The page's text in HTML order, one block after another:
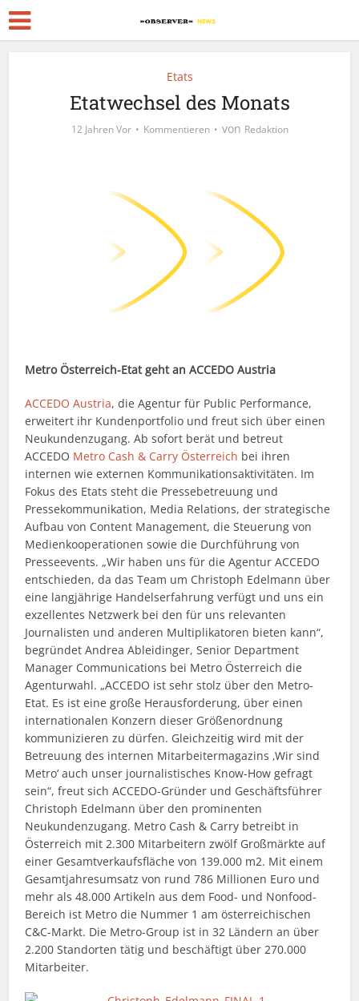
Etats
Etatwechsel des Monats
12 Jahren Vor Kommentieren von Redaktion
Metro Österreich-Etat geht an ACCEDO Austria
ACCEDO Austria, die Agentur für Public Performance,
erweitert ihr Kundenportfolio und freut sich über einen
Neukundenzugang. Ab sofort berät und betreut
ACCEDO Metro Cash & Carry Österreich bei ihren
internen wie externen Kommunikationsaktivitäten. Im
Fokus des Etats steht die Pressebetreuung und
Pressekommunikation, Media Relations, der strategische
Aufbau von Content Management, die Steuerung von
Medienkooperationen sowie die Durchführung von
Presseevents. „Wir haben uns für die Agentur ACCEDO
entschieden, da das Team um Christoph Edelmann über
eine langjährige Handelserfahrung verfügt und uns ein
exzellentes Netzwerk bei den für uns relevanten
Journalisten und anderen Multiplikatoren bieten kann“,
begründet Andrea Ableidinger, Senior Department
Manager Communications bei Metro Österreich die
Agenturwahl. „ACCEDO ist sehr stolz über den Metro-
Etat. Es ist eine große Herausforderung, über einen
internationalen Konzern dieser Größenordnung
kommunizieren zu dürfen. Gleichzeitig wird mit der
Betreuung des internen Mitarbeitermagazins ‚Wir sind
Metro‘ auch unser journalistisches Know-How gefragt
sein“, freut sich ACCEDO-Gründer und Geschäftsführer
Christoph Edelmann über den prominenten
Neukundenzugang. Metro Cash & Carry betreibt in
Österreich mit 2.300 Mitarbeitern zwölf Großmärkte auf
einer Gesamtverkaufsfläche von 139.000 m2. Mit einem
Gesamtjahresumsatz von rund 786 Millionen Euro und
mehr als 48.000 Artikeln aus dem Food- und Nonfood-
Bereich ist Metro die Nummer 1 am österreichischen
C&C-Markt. Die Metro-Group ist in 32 Ländern an über
2.200 Standorten tätig und beschäftigt über 270.000
Mitarbeiter.